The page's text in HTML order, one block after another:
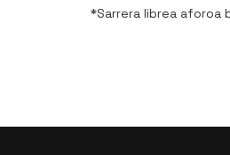
*Sarrera librea aforoa